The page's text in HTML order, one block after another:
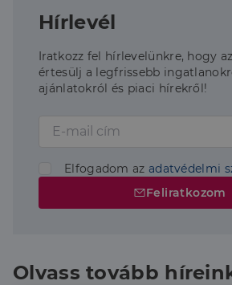
Hírlevél
Iratkozz fel hírlevelünkre, hogy
értesülj a legfrissebb
ajánlatokról és piaci hírekről!
Elfogadom az adatvédelmi
Feliratkozom
Olvass tovább